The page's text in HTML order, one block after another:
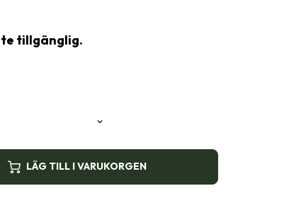
tillgänglig.
LÄG TILL I VARUKORGEN